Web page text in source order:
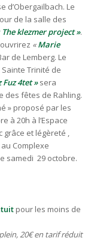
d’Obergailbach. Le
de la salle des
The klezmer project ».
«Marie
de Lemberg. Le
Trinité de
Fuz 4tet »sera
des fêtes de Rahling.
» proposé par les
à 20h à l’Espace
grâce et légèreté ,
Complexe
samedi 29 octobre.
pour les moins de
20€ en tarif réduit